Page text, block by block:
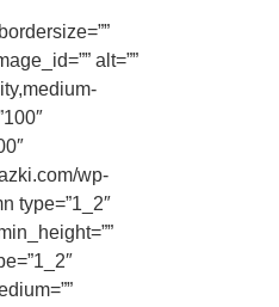
alt=””
wp-
type=”1_2″